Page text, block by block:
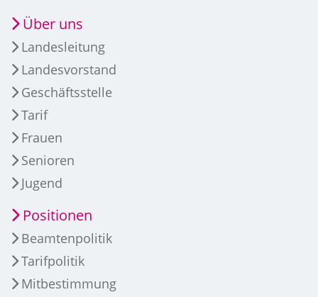
Über uns
Landesleitung
Landesvorstand
Geschäftsstelle
Tarif
Frauen
Senioren
Jugend
Positionen
Beamtenpolitik
Tarifpolitik
Mitbestimmung